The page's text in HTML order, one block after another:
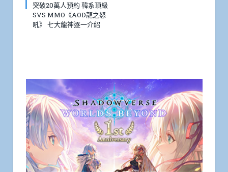
突破20萬人預約 韓系頂級
SVS MMO《AOD龍之怒
吼》 七大龍神逐一介紹